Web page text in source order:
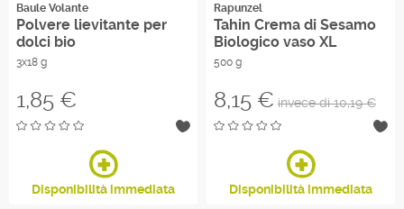
Baule Volante
Polvere lievitante per
dolci bio
3x18 g
Prezzo
1,85 €
Disponibilità immediata
Rapunzel
Tahin Crema di Sesamo
Biologico vaso XL
500 g
Prezzo
8,15 € invece di 10,19 €
Disponibilità immediata